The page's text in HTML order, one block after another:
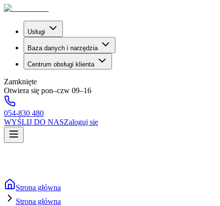
Usługi
Baza danych i narzędzia
Centrum obsługi klienta
Zamknięte
Otwiera się pon–czw 09–16
054-830 480
WYŚLIJ DO NASZaloguj się
Strona główna
Strona główna